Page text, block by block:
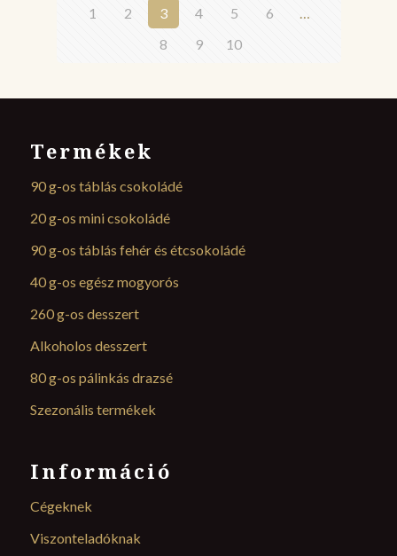
1 2 3 4 5 6
…
8
9 10
Termékek
90 g-os táblás csokoládé
20 g-os mini csokoládé
90 g-os táblás fehér és étcsokoládé
40 g-os egész mogyorós
260 g-os desszert
Alkoholos desszert
80 g-os pálinkás drazsé
Szezonális termékek
Információ
Cégeknek
Viszonteladóknak